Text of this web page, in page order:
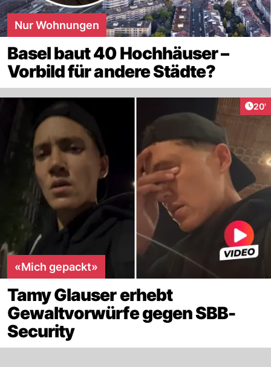
Nur Wohnungen
Basel baut 40 Hochhäuser –
Vorbild für andere Städte?
20'
«Mich gepackt»
Tamy Glauser erhebt
Gewaltvorwürfe gegen SBB-
Security